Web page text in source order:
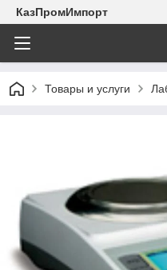
КазПромИмпорт
Товары и услуги